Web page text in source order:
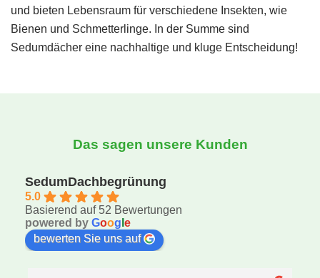
und bieten Lebensraum für verschiedene Insekten, wie
Bienen und Schmetterlinge. In der Summe sind
Sedumdächer eine nachhaltige und kluge Entscheidung!
Das sagen unsere Kunden
SedumDachbegrünung
5.0
Basierend auf 52 Bewertungen
powered by Goog e
bewerten Sie uns auf